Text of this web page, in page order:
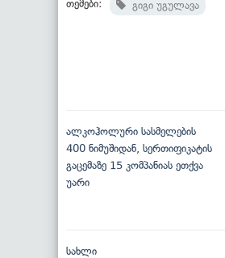
თემები: გიგი უგულავა
ალკოჰოლური სასმელების
400 ნიმუშიდან, სერთიფიკატის
გაცემაზე 15 კომპანიას ეთქვა
უარი
სახლი